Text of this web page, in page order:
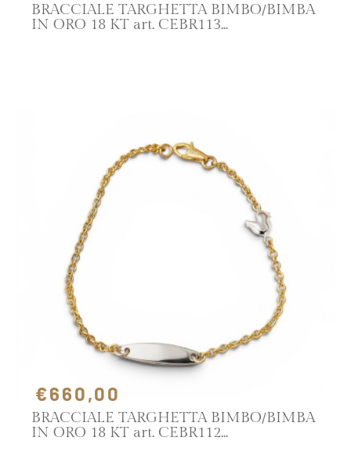
BRACCIALE TARGHETTA BIMBO/BIMBA
IN ORO 18 KT art. CEBR113
€660,00
BRACCIALE TARGHETTA BIMBO/BIMBA
IN ORO 18 KT art. CEBR112